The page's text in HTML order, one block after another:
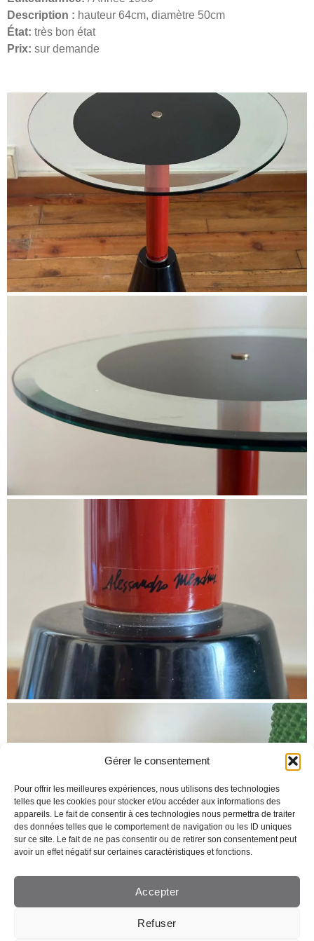
Gérer le consentement
Pour offrir les meilleures expériences, nous utilisons des technologies
telles que les cookies pour stocker et/ou accéder aux informations des
appareils. Le fait de consentir à ces technologies nous permettra de traiter
des données telles que le comportement de navigation ou les ID uniques
sur ce site. Le fait de ne pas consentir ou de retirer son consentement peut
avoir un effet négatif sur certaines caractéristiques et fonctions.
Accepter
Refuser
Description : hauteur 64cm, diamètre 50cm
État: très bon état
Prix: sur demande